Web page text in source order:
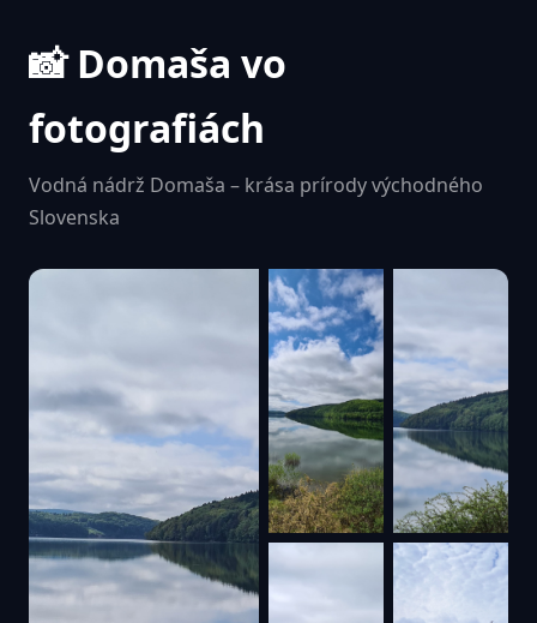
📸 Domaša vo
fotografiách
Vodná nádrž Domaša – krása prírody východného
Slovenska